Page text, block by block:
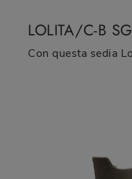
LOLITA/C-B SG